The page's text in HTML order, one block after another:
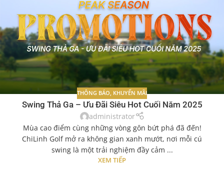
THÔNG BÁO, KHUYẾN MÃI
Swing Thả Ga – Ưu Đãi Siêu Hot Cuối Năm 2025
administrator
Mùa cao điểm cùng những vòng gôn bứt phá đã đến!
ChiLinh Golf mở ra không gian xanh mướt, nơi mỗi cú
swing là một trải nghiệm đầy cảm ...
XEM TIẾP